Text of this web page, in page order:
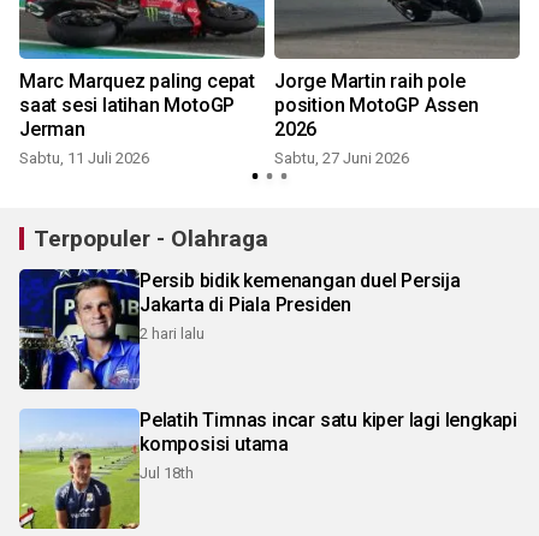
Marc Marquez paling cepat
saat sesi latihan MotoGP
Jerman
Sabtu, 11 Juli 2026
Jorge Martin raih pole
position MotoGP Assen
2026
Sabtu, 27 Juni 2026
Terpopuler - Olahraga
Persib bidik kemenangan duel Persija
Jakarta di Piala Presiden
2 hari lalu
Pelatih Timnas incar satu kiper lagi lengkapi
komposisi utama
Jul 18th